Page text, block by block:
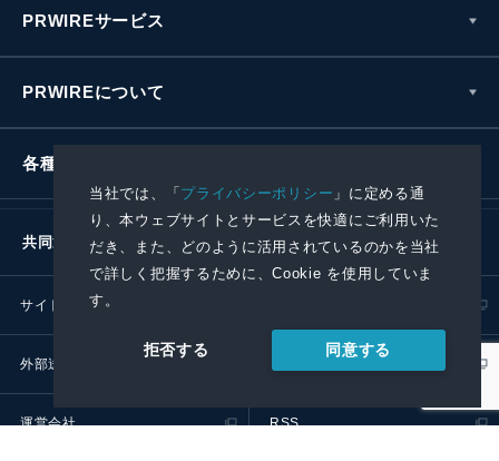
当社では、「プライバシーポリシー 」に定める通
り、本ウェブサイトとサービスを快適にご利用いた
だき、また、どのように活用されているのかを当社
で詳しく把握するために、Cookie を使用していま
す。
拒否する 同意する
PRWIREサービス
PRWIREについて
各種お問い合わせ
共同通信社グループ
サイトポリシー
外部送信ポリシー プレスリリース取扱基準
運営会社 RSS